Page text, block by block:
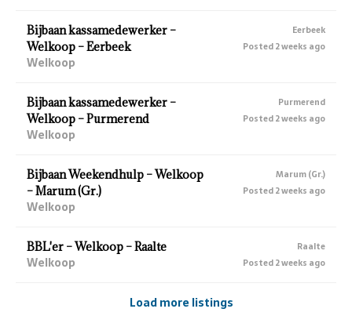
Bijbaan kassamedewerker –
Welkoop – Eerbeek
Welkoop
Eerbeek
Posted 2 weeks ago
Bijbaan kassamedewerker –
Welkoop – Purmerend
Welkoop
Purmerend
Posted 2 weeks ago
Bijbaan Weekendhulp – Welkoop
– Marum (Gr.)
Welkoop
Marum (Gr.)
Posted 2 weeks ago
BBL'er – Welkoop – Raalte
Welkoop
Raalte
Posted 2 weeks ago
Load more listings